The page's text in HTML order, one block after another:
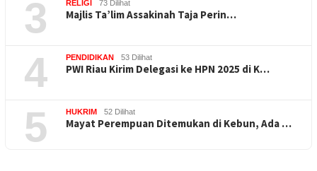
3 RELIGI 73 Dilihat
Majlis Ta’lim Assakinah Taja Perin…
4 PENDIDIKAN 53 Dilihat
PWI Riau Kirim Delegasi ke HPN 2025 di K…
5 HUKRIM 52 Dilihat
Mayat Perempuan Ditemukan di Kebun, Ada …